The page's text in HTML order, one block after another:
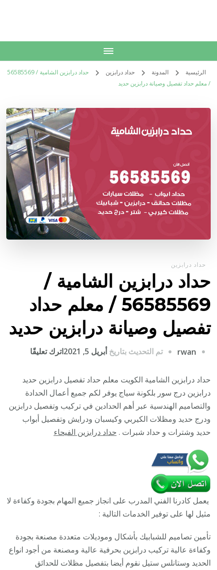
الرئيسية المدونة حداد درابزين
حداد درابزين الشامية / 56585569
/ معلم حداد تفصيل وصيانة درابزين حديد
حداد درابزين
حداد درابزين الشامية /
56585569 / معلم حداد
تفصيل وصيانة درابزين حديد
rwan تم التحديث بتاريخأبريل 5, 2021 اترك تعليقًا
درابزين
الشامية
/
درابزين
حداد درابزين الشامية الكويت معلم حداد تفصيل درابزين حديد
درابزين درج سور بلكونة سياج يوفر لكم جميع أعمال الحدادة
والتصاميم الهندسية عبر أهم الحدادين في تركيب وتفصيل درابزين
ودرج حديد ومظلات الكيربي وكيسبان ودرايش وتفصيل أبواب
حديد وشترات و حداد شبرات . حداد درابزين الفيحاء
يعمل كادرنا الفني المدرب على انجاز جميع المهام بجودة وكفاءة لا
مثيل لها على توفير الخدمات التالية :
تأمين تصاميم للشبابيك بأشكال وموديلات متعددة مصنعة بجودة
وكفاءة عالية تركيب درابزين بحرفية عالية ومصنعة من أجود انواع
الحديد وستانلس ستيل نقوم أيضا بتفصيل مظلات للحدائق